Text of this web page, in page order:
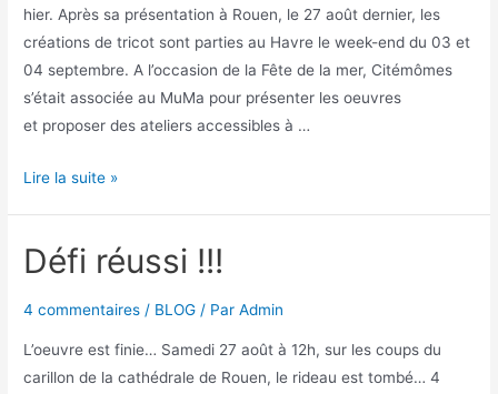
hier. Après sa présentation à Rouen, le 27 août dernier, les
créations de tricot sont parties au Havre le week-end du 03 et
04 septembre. A l’occasion de la Fête de la mer, Citémômes
s’était associée au MuMa pour présenter les oeuvres
et proposer des ateliers accessibles à …
Lire la suite »
Défi réussi !!!
4 commentaires / BLOG / ParAdmin
L’oeuvre est finie… Samedi 27 août à 12h, sur les coups du
carillon de la cathédrale de Rouen, le rideau est tombé… 4